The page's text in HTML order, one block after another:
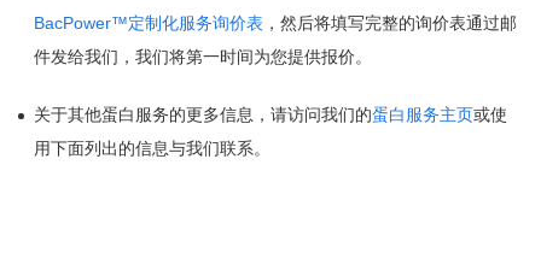
BacPower™定制化服务询价表 ，然后将填写完整的询价表通过邮
件发给我们，我们将第一时间为您提供报价。
关于其他蛋白服务的更多信息，请访问我们的蛋白服务主页或使
用下面列出的信息与我们联系。